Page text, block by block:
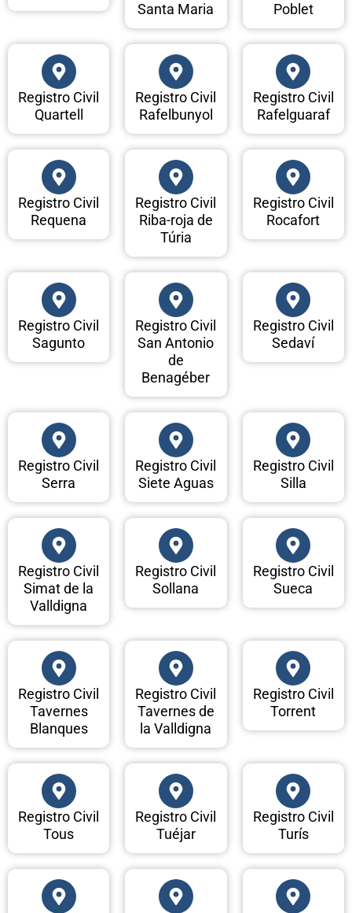
Santa Maria
Poblet
Registro Civil
Quartell
Registro Civil
Rafelbunyol
Registro Civil
Rafelguaraf
Registro Civil
Requena
Registro Civil
Riba-roja de
Túria
Registro Civil
Rocafort
Registro Civil
Sagunto
Registro Civil
San Antonio
de
Benagéber
Registro Civil
Sedaví
Registro Civil
Serra
Registro Civil
Siete Aguas
Registro Civil
Silla
Registro Civil
Simat de la
Valldigna
Registro Civil
Sollana
Registro Civil
Sueca
Registro Civil
Tavernes
Blanques
Registro Civil
Tavernes de
la Valldigna
Registro Civil
Torrent
Registro Civil
Tous
Registro Civil
Tuéjar
Registro Civil
Turís